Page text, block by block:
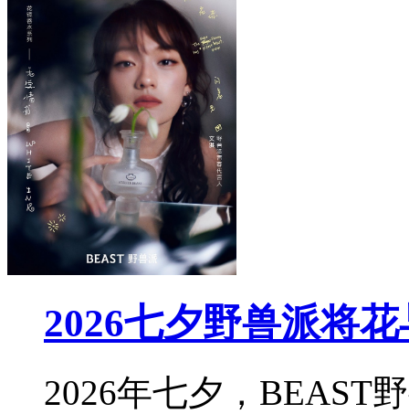
2026七夕野兽派将
2026年七夕，BEAST